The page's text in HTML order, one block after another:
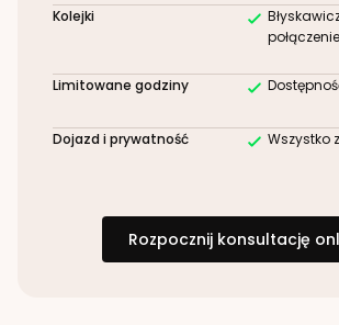
Kolejki
połączenie
Limitowane godziny
Dojazd i prywatność Wszystko
Rozpocznij konsultację